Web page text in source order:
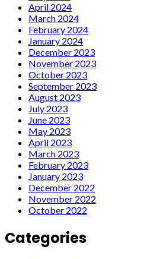
April 2024
March 2024
February 2024
January 2024
December 2023
November 2023
October 2023
September 2023
August 2023
July 2023
June 2023
May 2023
April 2023
March 2023
February 2023
January 2023
December 2022
November 2022
October 2022
Categories